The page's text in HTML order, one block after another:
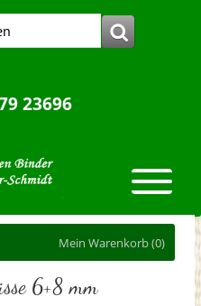
23696
Mein Warenkorb(0)
6+8 mm